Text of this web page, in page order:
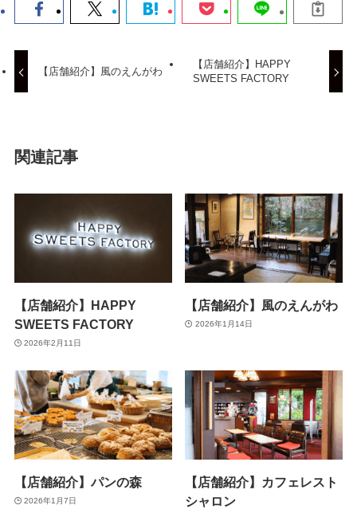
【店舗紹介】風のえんがわ
【店舗紹介】HAPPY
SWEETS FACTORY
関連記事
【店舗紹介】HAPPY
SWEETS FACTORY
2026年2月11日
【店舗紹介】風のえんがわ
2026年1月14日
【店舗紹介】パンの森
2026年1月7日
【店舗紹介】カフェレスト
シャロン